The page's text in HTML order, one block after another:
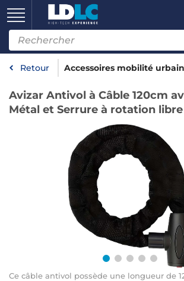
Retour Accessoires mobilité
Avizar Antivol à Câble 120cm
Métal et Serrure à rotation libre
Ce câble antivol possède une longueur de